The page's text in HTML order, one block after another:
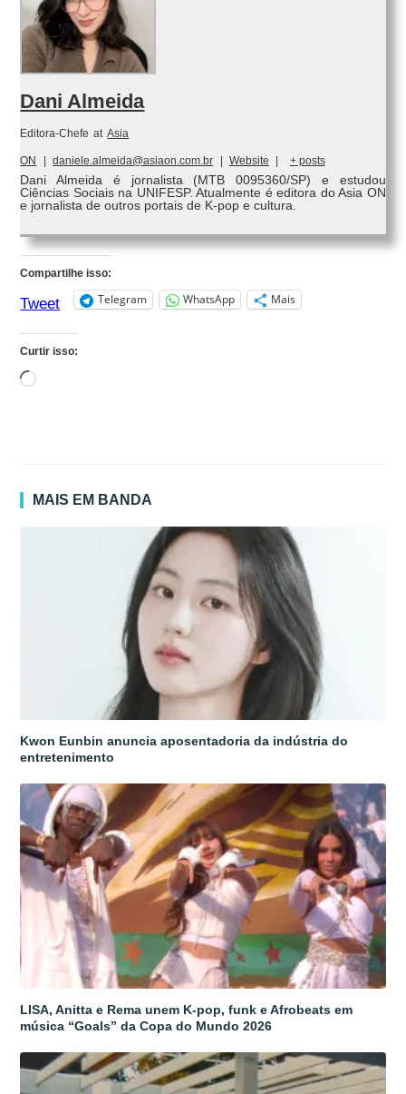
Dani Almeida
Editora-Chefe at Asia
ON daniele.almeida@asiaon.com.br Website + posts
Dani Almeida é jornalista (MTB 0095360/SP) e estudou
Ciências Sociais na UNIFESP. Atualmente é editora do Asia ON
e jornalista de outros portais de K-pop e cultura.
Compartilhe isso:
Tweet Telegram WhatsApp Mais
Curtir isso:
Carregando...
MAIS EM BANDA
Kwon Eunbin anuncia aposentadoria da indústria do
entretenimento
LISA, Anitta e Rema unem K-pop, funk e Afrobeats em
música “Goals” da Copa do Mundo 2026